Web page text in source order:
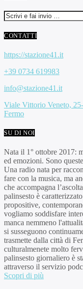
CONTATTI
https://stazione41.it
+39 0734 619983
info@stazione41.it
Viale Vittorio Veneto,
Fermo
SU DI NOI
Nata il 1° ottobre 2017:
ed emozioni. Sono
Una radio nata per
fare con la musica, ma
che accompagna
palinsesto è
propositive,
vogliamo soddisfare
manca nemmeno
si susseguono
trasmette dalla città di
culturalmenete molto
palinsesto giornaliero è
attraverso il servizio
Scopri di più